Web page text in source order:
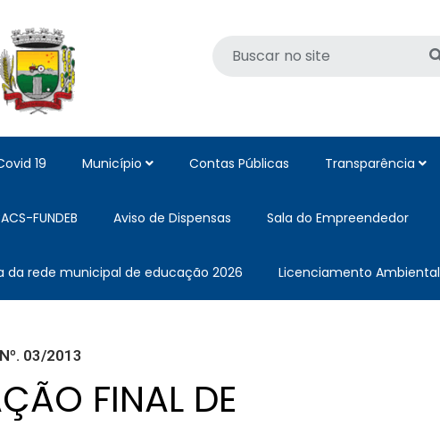
19 Município Contas Públicas Transparência
FUNDEB Aviso de Dispensas Sala do Empreendedor
da rede municipal de educação 2026 Licenciamento Ambiental
03/2013
FINAL DE